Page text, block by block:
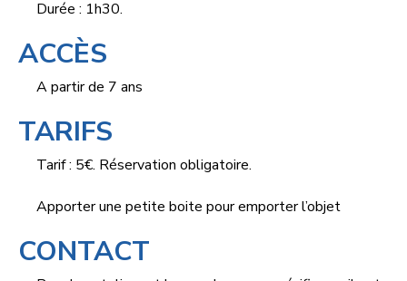
Durée : 1h30.
ACCÈS
A partir de 7 ans
TARIFS
Tarif : 5€. Réservation obligatoire.
Apporter une petite boite pour emporter l’objet
CONTACT